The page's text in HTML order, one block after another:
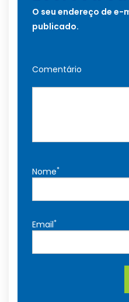
O seu endereço de e-
publicado.
Comentário
Nome*
Email*